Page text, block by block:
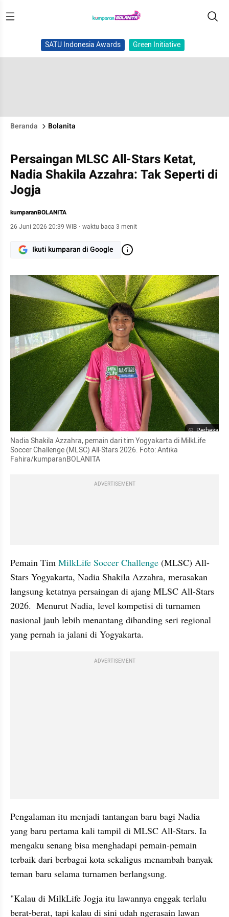
SATU Indonesia Awards Green Initiative
Beranda Bolanita
Persaingan MLSC All-Stars Ketat,
Nadia Shakila Azzahra: Tak Seperti di
Jogja
kumparanBOLANITA
26 Juni 2026 20:39 WIB · waktu baca 3 menit
Ikuti kumparan di Google
Perbesar
Nadia Shakila Azzahra, pemain dari tim Yogyakarta di MilkLife
Soccer Challenge (MLSC) All-Stars 2026. Foto: Antika
Fahira/kumparanBOLANITA
ADVERTISEMENT
Pemain Tim MilkLife Soccer Challenge (MLSC) All-
Stars Yogyakarta, Nadia Shakila Azzahra, merasakan
langsung ketatnya persaingan di ajang MLSC All-Stars
2026.  Menurut Nadia, level kompetisi di turnamen
nasional jauh lebih menantang dibanding seri regional
yang pernah ia jalani di Yogyakarta.
ADVERTISEMENT
Pengalaman itu menjadi tantangan baru bagi Nadia
yang baru pertama kali tampil di MLSC All-Stars. Ia
mengaku senang bisa menghadapi pemain-pemain
terbaik dari berbagai kota sekaligus menambah banyak
teman baru selama turnamen berlangsung.
"Kalau di MilkLife Jogja itu lawannya enggak terlalu
berat-berat, tapi kalau di sini udah ngerasain lawan